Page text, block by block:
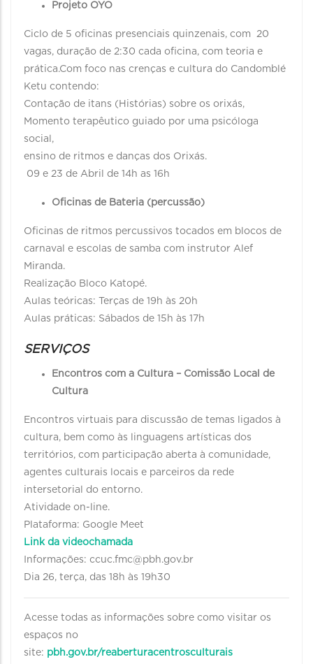
Projeto OYO
Ciclo de 5 oficinas presenciais quinzenais, com 20
vagas, duração de 2:30 cada oficina, com teoria e
prática.Com foco nas crenças e cultura do Candomblé
Ketu contendo:
Contação de itans (Histórias) sobre os orixás,
Momento terapêutico guiado por uma psicóloga
social,
ensino de ritmos e danças dos Orixás.
09 e 23 de Abril de 14h as 16h
Oficinas de Bateria (percussão)
Oficinas de ritmos percussivos tocados em blocos de
carnaval e escolas de samba com instrutor Alef
Miranda.
Realização Bloco Katopé.
Aulas teóricas: Terças de 19h às 20h
Aulas práticas: Sábados de 15h às 17h
SERVIÇOS
Encontros com a Cultura – Comissão Local de
Cultura
Encontros virtuais para discussão de temas ligados à
cultura, bem como às linguagens artísticas dos
territórios, com participação aberta à comunidade,
agentes culturais locais e parceiros da rede
intersetorial do entorno.
Atividade on-line.
Plataforma: Google Meet
Link da videochamada
Informações: ccuc.fmc@pbh.gov.br
Dia 26, terça, das 18h às 19h30
Acesse todas as informações sobre como visitar os
espaços no
site: pbh.gov.br/reaberturacentrosculturais